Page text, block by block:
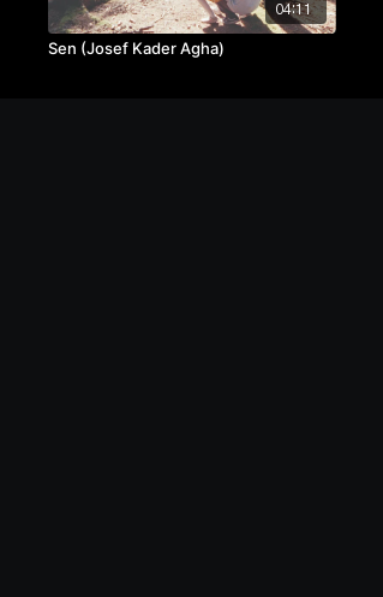
04:11
Sen (Josef Kader Agha)